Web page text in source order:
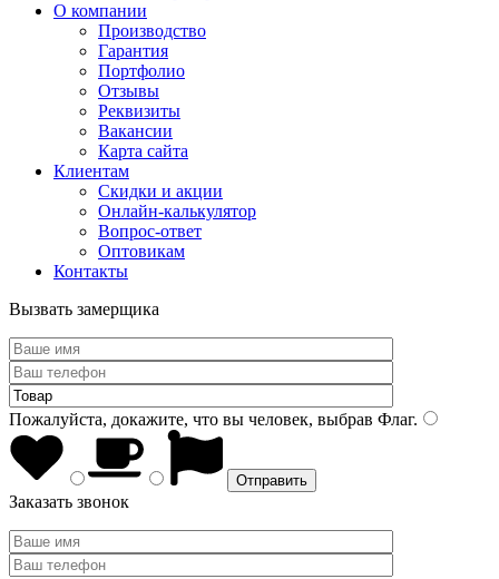
О компании
Производство
Гарантия
Портфолио
Отзывы
Реквизиты
Вакансии
Карта сайта
Клиентам
Скидки и акции
Онлайн-калькулятор
Вопрос-ответ
Оптовикам
Контакты
Вызвать замерщика
Пожалуйста, докажите, что вы человек, выбрав Флаг.
Заказать звонок